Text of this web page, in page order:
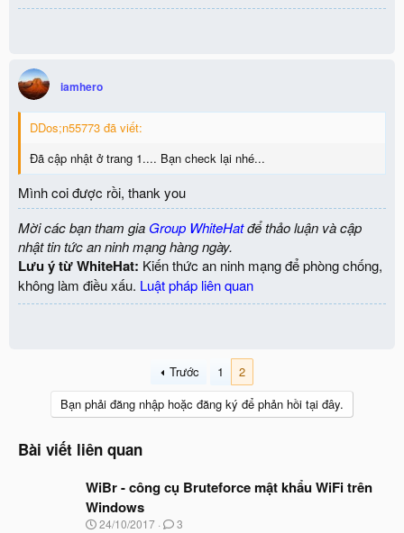
iamhero
DDos;n55773 đã viết:
Đã cập nhật ở trang 1.... Bạn check lại nhé...
Mình coi được rồi, thank you
Mời các bạn tham gia Group WhiteHatđể thảo luận và cập
nhật tin tức an ninh mạng hàng ngày.
Lưu ý từ WhiteHat: Kiến thức an ninh mạng để phòng chống,
không làm điều xấu. Luật pháp liên quan
Trước 1
2
Bạn phải đăng nhập hoặc đăng ký để phản hồi tại đây.
Bài viết liên quan
WiBr - công cụ Bruteforce mật khẩu WiFi trên
Windows
N
24/10/2017 3